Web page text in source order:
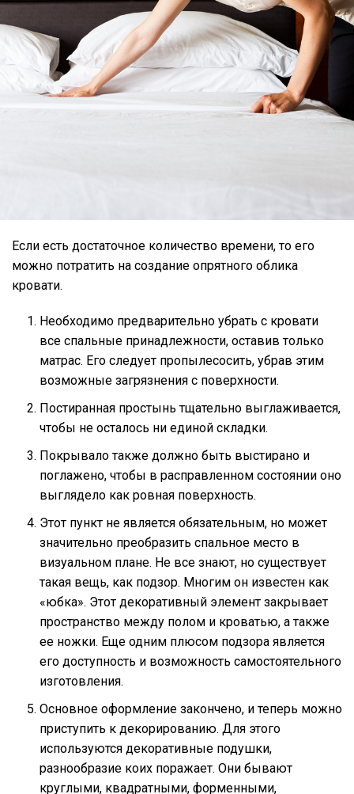
Если есть достаточное количество времени, то его
можно потратить на создание опрятного облика
кровати.
Необходимо предварительно убрать с кровати
все спальные принадлежности, оставив только
матрас. Его следует пропылесосить, убрав этим
возможные загрязнения с поверхности.
Постиранная простынь тщательно выглаживается,
чтобы не осталось ни единой складки.
Покрывало также должно быть выстирано и
поглажено, чтобы в расправленном состоянии оно
выглядело как ровная поверхность.
Этот пункт не является обязательным, но может
значительно преобразить спальное место в
визуальном плане. Не все знают, но существует
такая вещь, как подзор. Многим он известен как
«юбка». Этот декоративный элемент закрывает
пространство между полом и кроватью, а также
ее ножки. Еще одним плюсом подзора является
его доступность и возможность самостоятельного
изготовления.
Основное оформление закончено, и теперь можно
приступить к декорированию. Для этого
используются декоративные подушки,
разнообразие коих поражает. Они бывают
круглыми, квадратными, форменными,